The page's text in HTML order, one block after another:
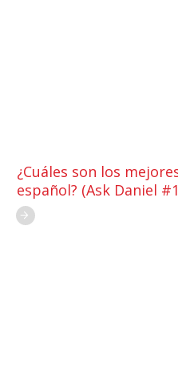
¿Cuáles son los
español? (Ask Daniel